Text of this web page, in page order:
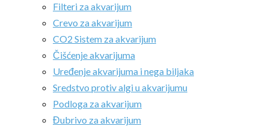
Filteri za akvarijum
Crevo za akvarijum
CO2 Sistem za akvarijum
Čišćenje akvarijuma
Uređenje akvarijuma i nega biljaka
Sredstvo protiv algi u akvarijumu
Podloga za akvarijum
Đubrivo za akvarijum